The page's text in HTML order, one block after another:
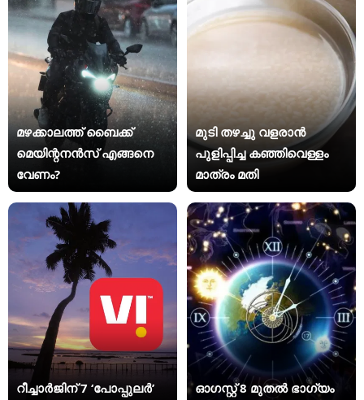
മഴക്കാലത്ത് ബൈക്ക്
മെയിന്റനൻസ് എങ്ങനെ
വേണം?
മുടി തഴച്ചു വളരാൻ
പുളിപ്പിച്ച കഞ്ഞിവെള്ളം
മാത്രം മതി
റീച്ചാർജിന് 7 ‘പോപ്പുലർ’
ഓഗസ്റ്റ് 8 മുതൽ ഭാഗ്യം